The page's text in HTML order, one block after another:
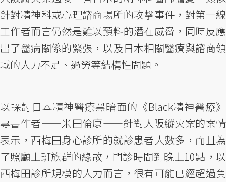
針對精神科或心理諮商場所的攻擊事件，對第一線
工作者而言仍然是難以預料的潛在威脅，同時反應
出了醫病關係的緊張，以及日本相關醫療與諮商領
域的人力不足、過勞等結構性問題。
以探討日本精神醫療黑暗面的《Black精神醫療》
專書作者——米田倫康——針對大阪縱火案的案情
表示，西梅田身心診所的就診患者人數多，而且為
了照顧上班族群的緣故，門診時間到晚上10點，以
西梅田診所規模的人力而言，很有可能已經超過負